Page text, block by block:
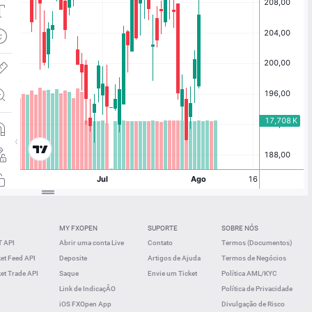
API
Feed API
Trade API
MY FXOPEN
Abrir uma conta Live
Deposite
Saque
Link de IndicaçÂO
iOS FXOpen App
SUPORTE
Contato
Artigos de Ajuda
Envie um Ticket
SOBRE NÓS
Termos (Documentos)
Termos de Negócios
Política AML/KYC
Política de Privacidade
Divulgação de Risco